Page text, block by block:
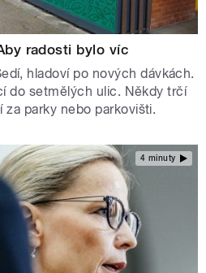
radosti bylo víc
hladoví po nových dávkách.
do setmělých ulic. Někdy trčí
za parky nebo parkovišti.
4 minuty